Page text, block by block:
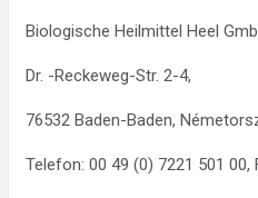
Biologische Heilmittel Heel
Dr. -Reckeweg-Str. 2-4,
76532 Baden-Baden,
Telefon: 00 49 (0) 7221 501 00,